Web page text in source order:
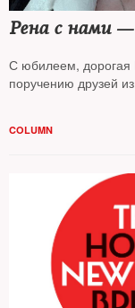
Рена с нами
С юбилеем,
поручению друзей
COLUMN